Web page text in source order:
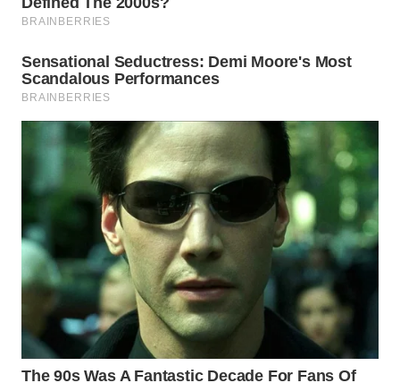
SAMOSIR
PADANG
LAWAS
SUMEDANG
CIANJUR
WN
KEPULAUAN
SERIBU
WN
TANGERANG